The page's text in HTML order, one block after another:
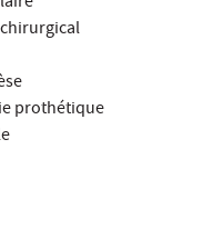
prothétique